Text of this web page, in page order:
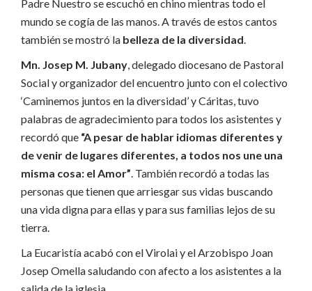
Padre Nuestro se escuchó en chino mientras todo el
mundo se cogía de las manos. A través de estos cantos
también se mostró la belleza de la diversidad.
Mn. Josep M. Jubany, delegado diocesano de Pastoral
Social y organizador del encuentro junto con el colectivo
‘Caminemos juntos en la diversidad’ y Cáritas, tuvo
palabras de agradecimiento para todos los asistentes y
recordó que “A pesar de hablar idiomas diferentes y
de venir de lugares diferentes, a todos nos une una
misma cosa: el Amor”. También recordó a todas las
personas que tienen que arriesgar sus vidas buscando
una vida digna para ellas y para sus familias lejos de su
tierra.
La Eucaristía acabó con el Virolai y el Arzobispo Joan
Josep Omella saludando con afecto a los asistentes a la